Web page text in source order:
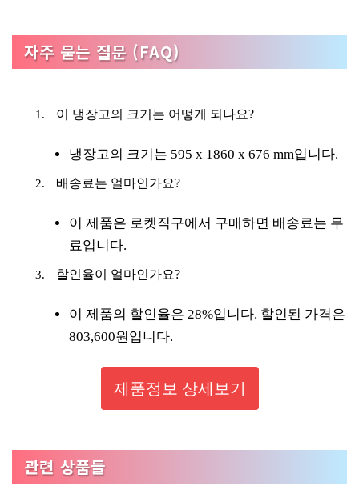
자주 묻는 질문 (FAQ)
이 냉장고의 크기는 어떻게 되나요?
냉장고의 크기는 595 x 1860 x 676 mm입니다.
배송료는 얼마인가요?
이 제품은 로켓직구에서 구매하면 배송료는 무
료입니다.
할인율이 얼마인가요?
이 제품의 할인율은 28%입니다. 할인된 가격은
803,600원입니다.
제품정보 상세보기
관련 상품들